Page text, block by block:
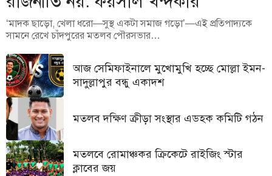
‘মাদক ছাড়ো, খেলা ধরো—সুস্থ একটা সমাজ গড়ো’—এই প্রতিপাদ্যকে
সামনে রেখে চাঁদপুরের মতলব পৌরসভার…
আজ সেমিফাইনালে মুখোমুখি হচ্ছে মোল্লা ইমন-
সাদুল্লাপুর বন্ধু একাদশ
মতলব দক্ষিণ ক্রীড়া সংস্থার এডহক কমিটি গঠন
মতলবে রোমাঞ্চকর ক্রিকেটে রাইজিং স্টার
ক্লাবের জয়